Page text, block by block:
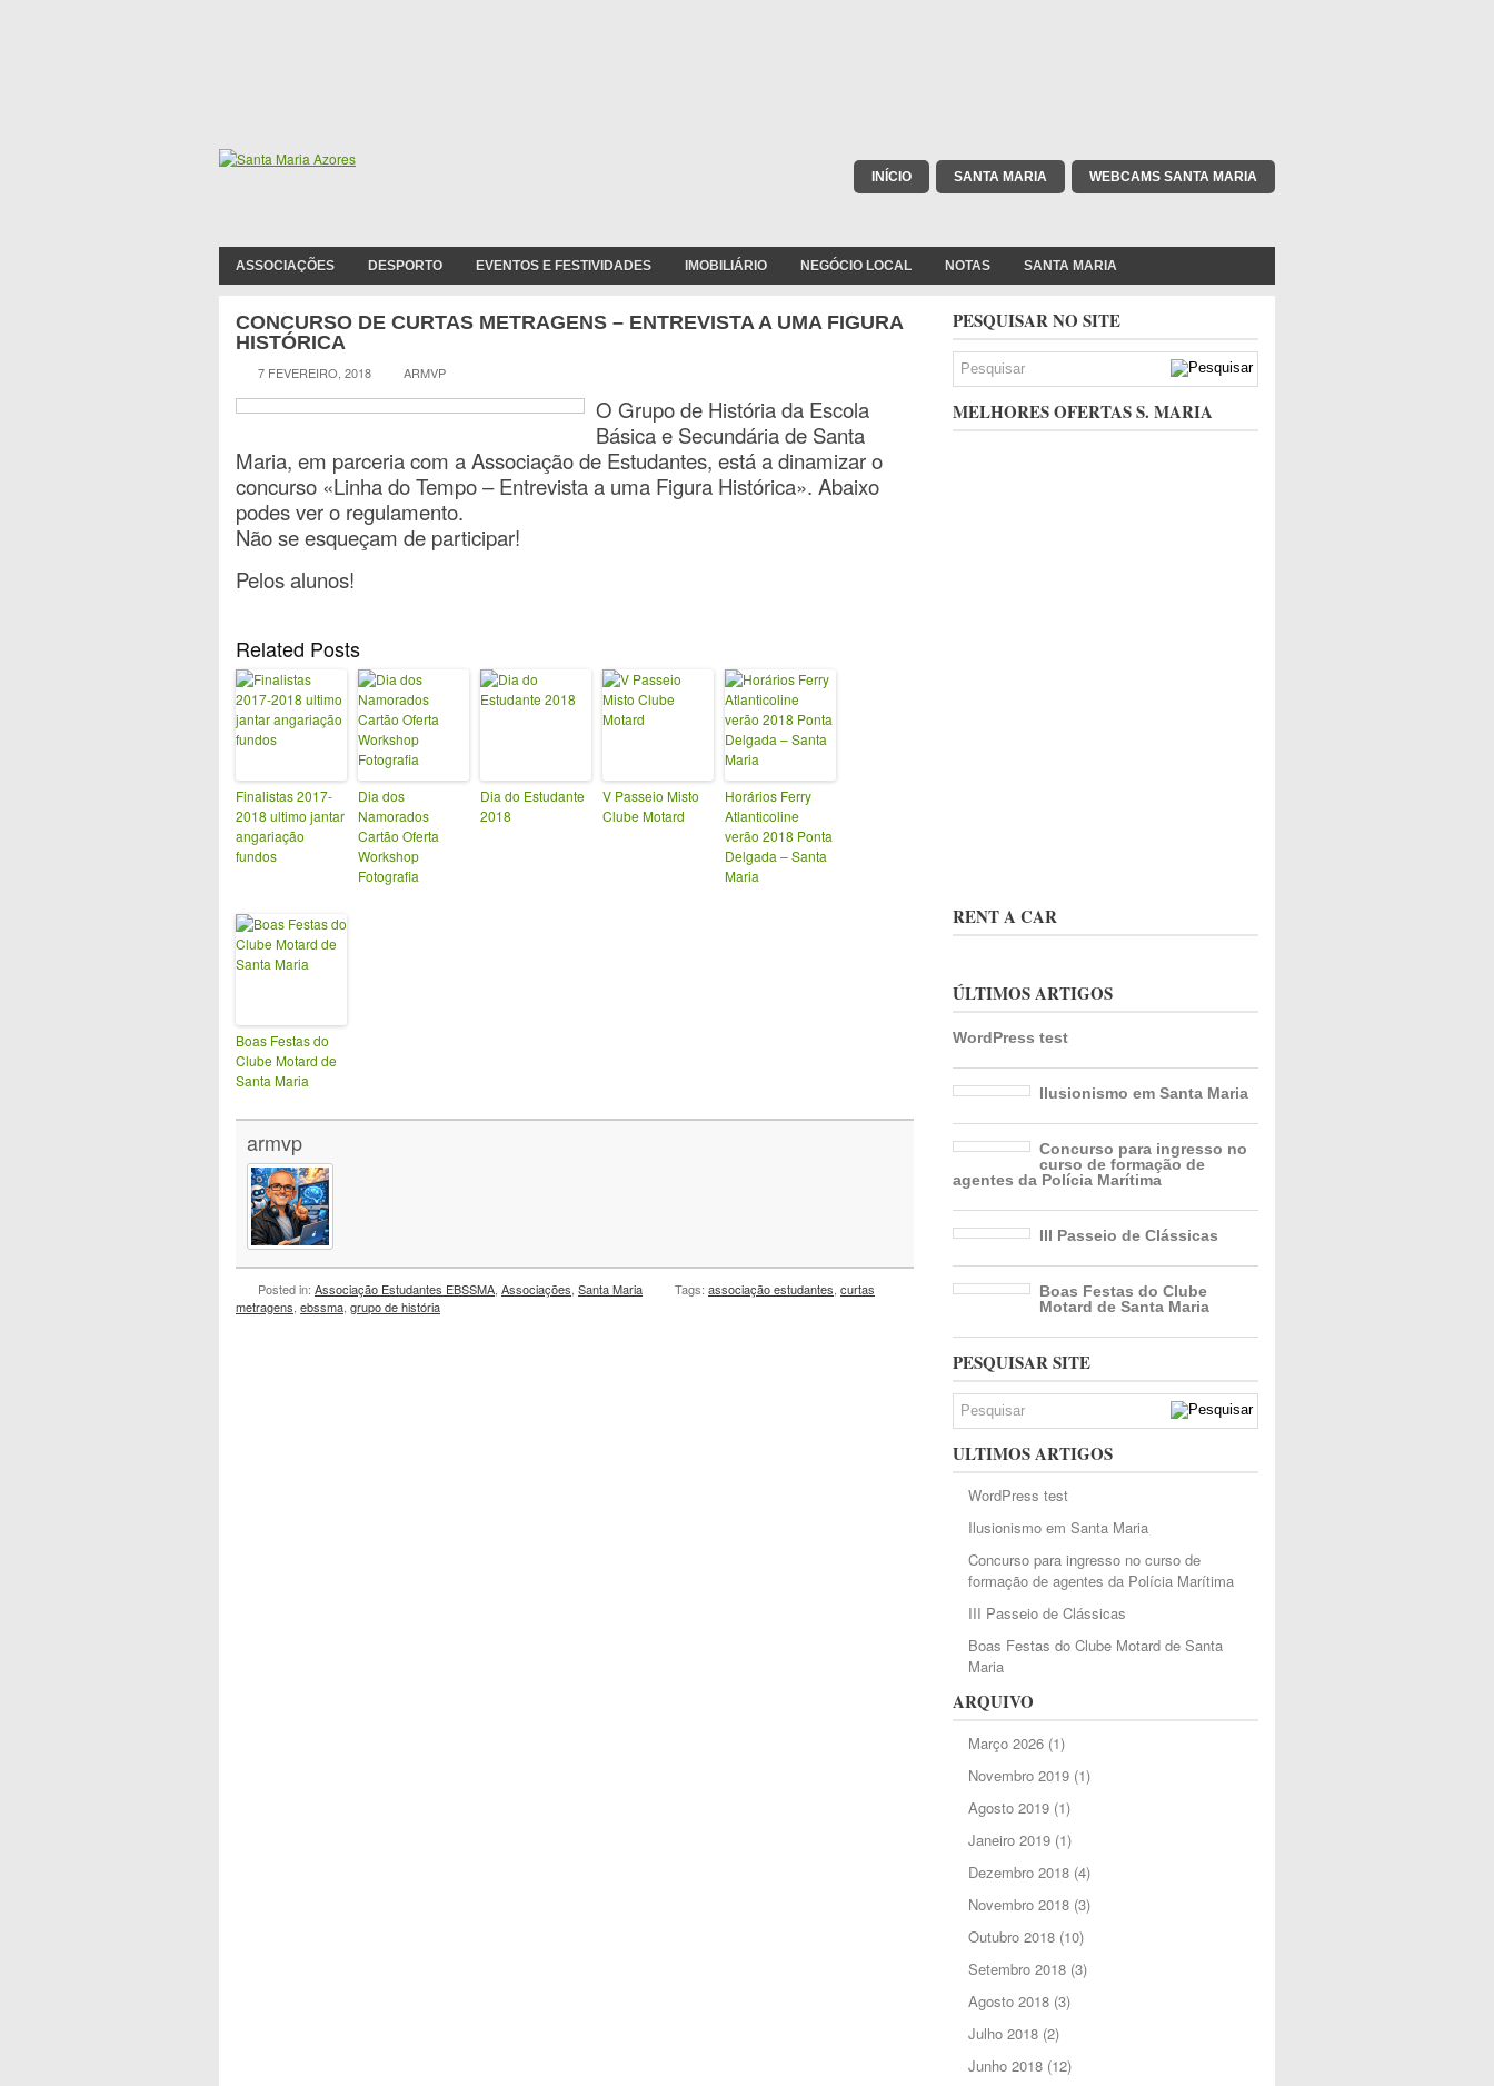
INÍCIO SANTA MARIA WEBCAMS SANTA MARIA
ASSOCIAÇÕES DESPORTO EVENTOS E FESTIVIDADES IMOBILIÁRIO NEGÓCIO LOCAL NOTAS SANTA MARIA
CONCURSO DE CURTAS METRAGENS – ENTREVISTA A UMA FIGURA
HISTÓRICA
7 FEVEREIRO, 2018 ARMVP
O Grupo de História da Escola
Básica e Secundária de Santa
Maria, em parceria com a Associação de Estudantes, está a dinamizar o
concurso «Linha do Tempo – Entrevista a uma Figura Histórica». Abaixo
podes ver o regulamento.
Não se esqueçam de participar!
Pelos alunos!
Related Posts
Finalistas 2017-
2018 ultimo jantar
angariação
fundos
Dia dos
Namorados
Cartão Oferta
Workshop
Fotografia
Dia do Estudante
2018
V Passeio Misto
Clube Motard
Horários Ferry
Atlanticoline
verão 2018 Ponta
Delgada – Santa
Maria
Boas Festas do
Clube Motard de
Santa Maria
armvp
Posted in: Associação Estudantes EBSSMA Associações Santa Maria Tags: associação estudantes curtas
metragens ebssma grupo de história
PESQUISAR NO SITE
MELHORES OFERTAS S. MARIA
RENT A CAR
ÚLTIMOS ARTIGOS
WordPress test
Ilusionismo em Santa Maria
Concurso para ingresso no
curso de formação de
agentes da Polícia Marítima
III Passeio de Clássicas
Boas Festas do Clube
Motard de Santa Maria
PESQUISAR SITE
ULTIMOS ARTIGOS
WordPress test
Ilusionismo em Santa Maria
Concurso para ingresso no curso de
formação de agentes da Polícia Marítima
III Passeio de Clássicas
Boas Festas do Clube Motard de Santa
Maria
ARQUIVO
Março 2026(1)
Novembro 2019(1)
Agosto 2019(1)
Janeiro 2019(1)
Dezembro 2018(4)
Novembro 2018(3)
Outubro 2018(10)
Setembro 2018(3)
Agosto 2018(3)
Julho 2018(2)
Junho 2018(12)